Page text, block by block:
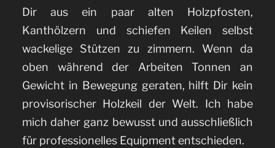
Dir aus ein paar alten Holzpfosten,
Kanthölzern und schiefen Keilen selbst
wackelige Stützen zu zimmern. Wenn da
oben während der Arbeiten Tonnen an
Gewicht in Bewegung geraten, hilft Dir kein
provisorischer Holzkeil der Welt. Ich habe
mich daher ganz bewusst und ausschließlich
für professionelles Equipment entschieden.